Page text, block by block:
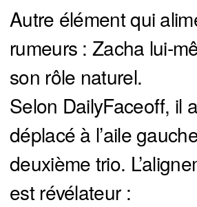
Autre élément qui
rumeurs : Zacha lui-
son rôle naturel.
Selon DailyFaceoff, il
déplacé à l’aile
deuxième trio.
est révélateur :